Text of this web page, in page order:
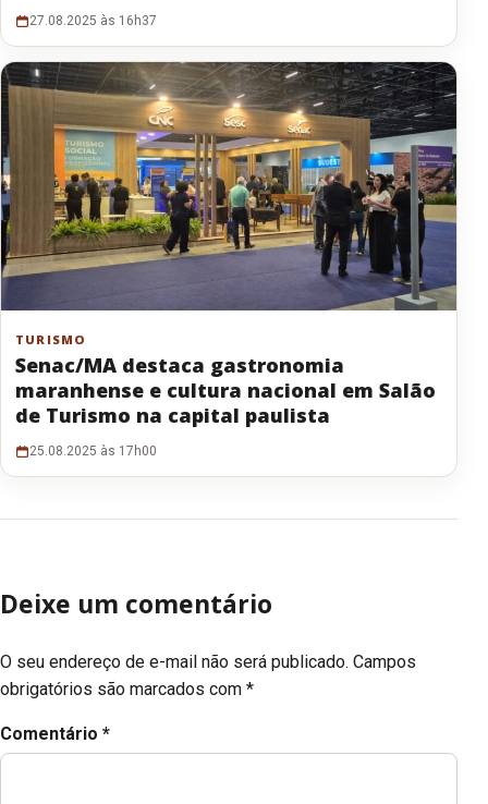
27.08.2025 às 16h37
TURISMO
Senac/MA destaca gastronomia
maranhense e cultura nacional em Salão
de Turismo na capital paulista
25.08.2025 às 17h00
Deixe um comentário
O seu endereço de e-mail não será publicado. Campos
obrigatórios são marcados com *
Comentário *